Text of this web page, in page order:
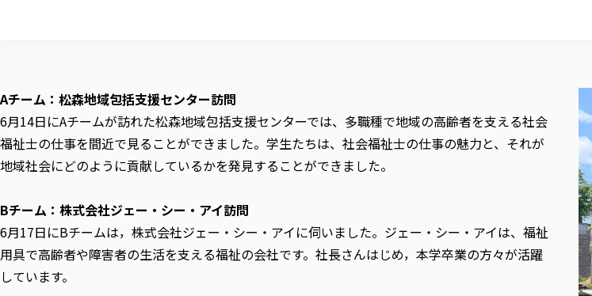
Aチーム：松森地域包括支援センター訪問
6月14日にAチームが訪れた松森地域包括支援センターでは、多職種で地域の高齢者を支える社会
福祉士の仕事を間近で見ることができました。学生たちは、社会福祉士の仕事の魅力と、それが
地域社会にどのように貢献しているかを発見することができました。
Bチーム：株式会社ジェー・シー・アイ訪問
6月17日にBチームは，株式会社ジェー・シー・アイに伺いました。ジェー・シー・アイは、福祉
用具で高齢者や障害者の生活を支える福祉の会社です。社長さんはじめ，本学卒業の方々が活躍
しています。